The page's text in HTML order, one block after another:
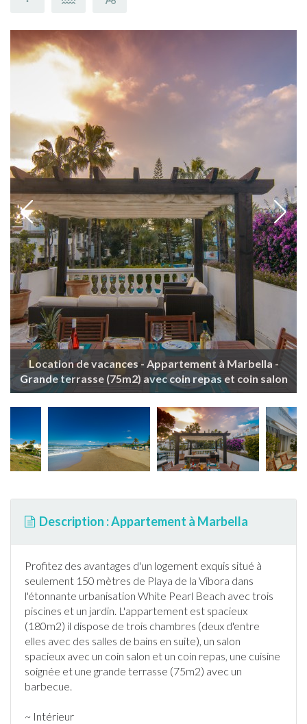
Location de vacances - Appartement à Marbella -
Grande terrasse (75m2) avec coin repas et coin salon
Description : Appartement à Marbella
Profitez des avantages d'un logement exquis situé à
seulement 150 mètres de Playa de la Vibora dans
l'étonnante urbanisation White Pearl Beach avec trois
piscines et un jardin. L'appartement est spacieux
(180m2) il dispose de trois chambres (deux d'entre
elles avec des salles de bains en suite), un salon
spacieux avec un coin salon et un coin repas, une cuisine
soignée et une grande terrasse (75m2) avec un
barbecue.
~ Intérieur